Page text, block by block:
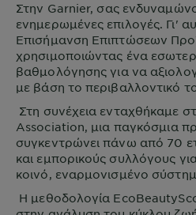
Στην Garnier, σας
ενημερωμένες επιλογές. Γι'
Επισήμανση Επιπτώσεων
χρησιμοποιώντας ένα
βαθμολόγησης για να
με βάση το περιβαλλοντικό
Στη συνέχεια ενταχθήκαμε
Association, μια παγκόσμια
συγκεντρώνει πάνω από 70
και εμπορικούς συλλόγους
κοινό, εναρμονισμένο
Η μεθοδολογία